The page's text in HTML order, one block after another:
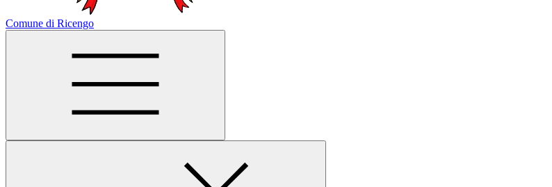
Comune di Ricengo